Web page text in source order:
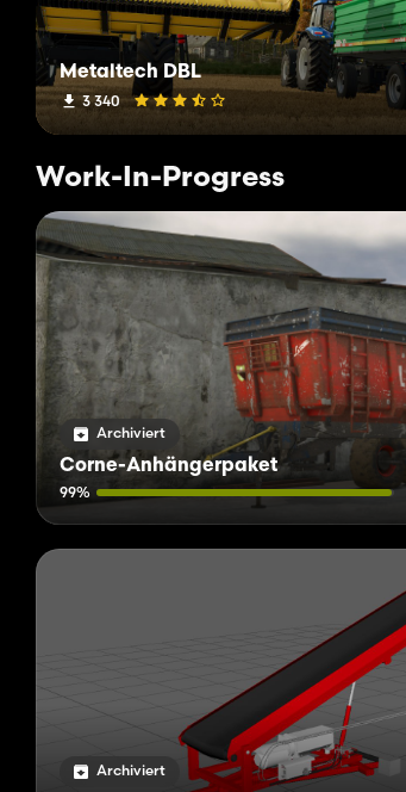
Metaltech DBL
3 340
Work-In-Progress
Archiviert
Corne-Anhängerpaket
99%
Archiviert